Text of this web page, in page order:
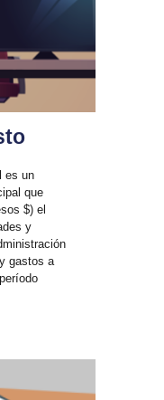
es un
que
$) el
y
gastos a